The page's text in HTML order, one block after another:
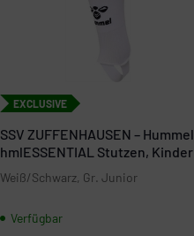
EXCLUSIVE
SSV ZUFFENHAUSEN – Hummel
hmlESSENTIAL Stutzen, Kinder
Weiß/Schwarz, Gr. Junior
Verfügbar